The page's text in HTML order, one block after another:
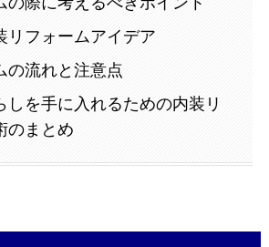
リフォームアイデア
の流れと注意点
しを手に入れるための内装リ
のまとめ